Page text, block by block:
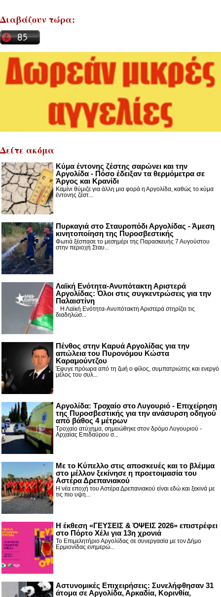
Διαβάζουν τώρα:
Δείτε ακόμα
Κύμα έντονης ζέστης σαρώνει και την
Αργολίδα - Πόσο έδειξαν τα θερμόμετρα σε
Άργος και Κρανίδι
Καμίνι θύμιζε για άλλη μια φορά η Αργολίδα, καθώς το κύμα
έντονης ζέστ...
Πυρκαγιά στο Σταυροπόδι Αργολίδας - Άμεση
κινητοποίηση της Πυροσβεστικής
Φωτιά ξέσπασε το μεσημέρι της Παρασκευής 7 Αυγούστου
στην περιοχή Σταυ...
Λαϊκή Ενότητα-Ανυπότακτη Αριστερά
Αργολίδας: Όλοι στις συγκεντρώσεις για την
Παλαιστίνη
Η Λαϊκή Ενότητα-Ανυπότακτη Αριστερά στηρίζει τις
διαδηλώσ...
Πένθος στην Καρυά Αργολίδας για την
απώλεια του Πυρονόμου Κώστα
Καραμούντζου
Έφυγε πρόωρα από τη ζωή ο φίλος, συμπατριώτης και ενεργό
μέλος του συλ...
Αργολίδα: Τροχαίο στο Λυγουριό - Επιχείρηση
της Πυροσβεστικής για την ανάσυρση οδηγού
από βάθος 4 μέτρων
Τροχαίο ατύχημα, σημειώθηκε στον δρόμο Λυγουριού -
Αρχαίας Επιδαύρου σ...
Με το Κύπελλο στις αποσκευές και το βλέμμα
στο μέλλον ξεκίνησε η προετοιμασία του
Αστέρα Δρεπανιακού
Η νέα εποχή του Αστέρα Δρεπανιακού είναι εδώ και ξεκινά με
τις πιο υψη...
Η έκθεση «ΓΕΥΣΕΙΣ & ΌΨΕΙΣ 2026» επιστρέφει
στο Πόρτο Χέλι για 13η χρονιά
Το Επιμελητήριο Αργολίδας σε συνεργασία με τον Δήμο
Ερμιονίδας ενημερώ...
Αστυνομικές Επιχειρήσεις: Συνελήφθησαν 31
άτομα σε Αργολίδα, Αρκαδία, Κορινθία,